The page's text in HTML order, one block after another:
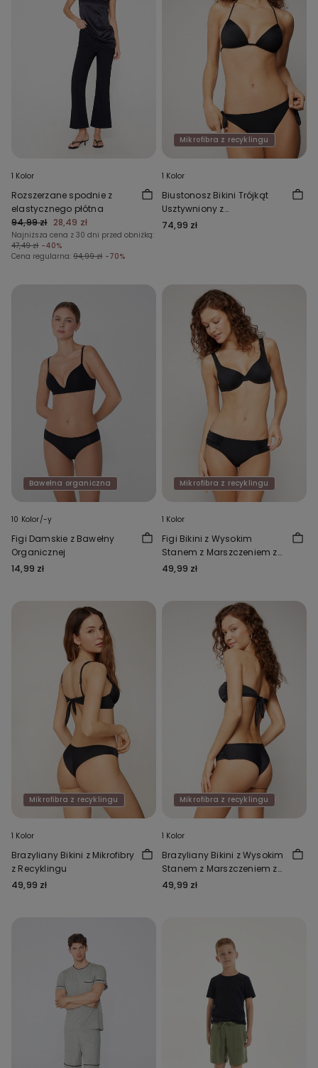
1 Kolor
Rozszerzane spodnie z
elastycznego płótna
94,99 zł 28,49 zł
Najniższa cena z 30 dni przed obniżką:
47,49 zł -40%
Cena regularna: 94,99 zł -70%
Mikrofibra z recyklingu
1 Kolor
Biustonosz Bikini Trójkąt
Usztywniony z
Marszczeniem z Mikrofibry z
74,99 zł
Bawełna organiczna
10 Kolor/-y
Figi Damskie z Bawełny
Organicznej
14,99 zł
Mikrofibra z recyklingu
1 Kolor
Figi Bikini z Wysokim
Stanem z Marszczeniem z
Mikrofibry z Recyklingu
49,99 zł
Mikrofibra z recyklingu
1 Kolor
Brazyliany Bikini z Mikrofibry
z Recyklingu
49,99 zł
Mikrofibra z recyklingu
1 Kolor
Brazyliany Bikini z Wysokim
Stanem z Marszczeniem z
Mikrofibry z Recyklingu
49,99 zł